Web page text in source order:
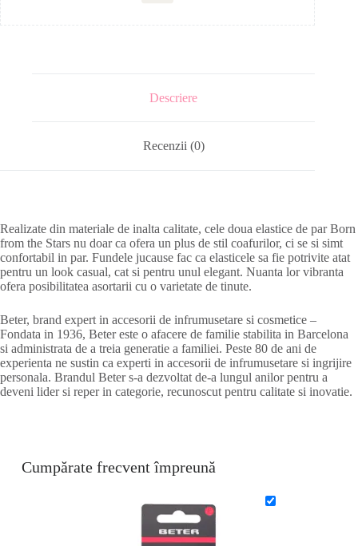
Descriere
Recenzii (0)
Realizate din materiale de inalta calitate, cele doua elastice de par Born
from the Stars nu doar ca ofera un plus de stil coafurilor, ci se si simt
confortabil in par. Fundele jucause fac ca elasticele sa fie potrivite atat
pentru un look casual, cat si pentru unul elegant. Nuanta lor vibranta
ofera posibilitatea asortarii cu o varietate de tinute.
Beter, brand expert in accesorii de infrumusetare si cosmetice –
Fondata in 1936, Beter este o afacere de familie stabilita in Barcelona
si administrata de a treia generatie a familiei. Peste 80 de ani de
experienta ne sustin ca experti in accesorii de infrumusetare si ingrijire
personala. Brandul Beter s-a dezvoltat de-a lungul anilor pentru a
deveni lider si reper in categorie, recunoscut pentru calitate si inovatie.
Cumpărate frecvent împreună